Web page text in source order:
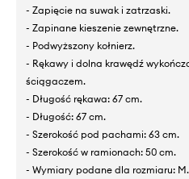
- Zapięcie na suwak i zatrzaski.
- Zapinane kieszenie zewnętrzne.
- Podwyższony kołnierz.
- Rękawy i dolna krawędź
ściągaczem.
- Długość rękawa: 67 cm.
- Długość: 67 cm.
- Szerokość pod pachami: 63 cm.
- Szerokość w ramionach: 50 cm.
- Wymiary podane dla rozmiaru: M.